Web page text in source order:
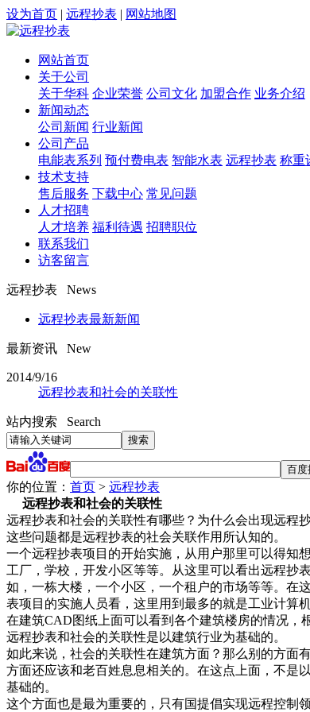
设为首页 | 远程抄表 | 网站地图
网站首页
关于公司
关于华科 企业荣誉 公司文化 加盟合作 业务介绍
新闻动态
公司新闻 行业新闻
公司产品
电能表系列 预付费电表 智能水表 远程抄表 称重
技术支持
售后服务 下载中心 常见问题
人才招聘
人才培养 福利待遇 招聘职位
联系我们
访客留言
远程抄表 News
远程抄表最新新闻
最新资讯 New
2014/9/16
远程抄表和社会的关联性
站内搜索 Search
你的位置： 首页 > 远程抄表
远程抄表和社会的关联性
远程抄表和社会的关联性有哪些？为什么会出现远程
这些问题都是远程抄表的社会关联作用所认知的。
一个远程抄表项目的开始实施，从用户那里可以得知
工厂，学校，开发小区等等。从这里可以看出远程抄
如，一栋大楼，一个小区，一个租户的市场等等。在
表项目的实施人员看，这里用到最多的就是工业计算
在建筑CAD图纸上面可以看到各个建筑楼房的情况，
远程抄表和社会的关联性是以建筑行业为基础的。
如此来说，社会的关联性在建筑方面？那么别的方面
方面还应该和老百姓息息相关的。在这点上面，不是
基础的。
这个方面也是最为重要的，只有国提倡实现远程控制